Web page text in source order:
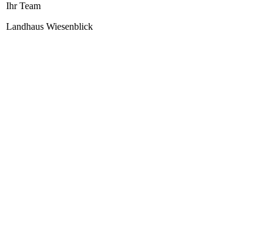
Ihr Team
Landhaus Wiesenblick